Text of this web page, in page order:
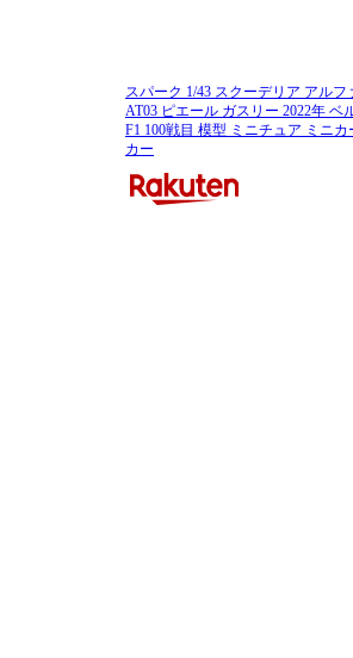
スパーク 1/43 スクーデリア アルフ
AT03 ピエール ガスリー 2022年 ベ
F1 100戦目 模型 ミニチュア ミニカ
カー